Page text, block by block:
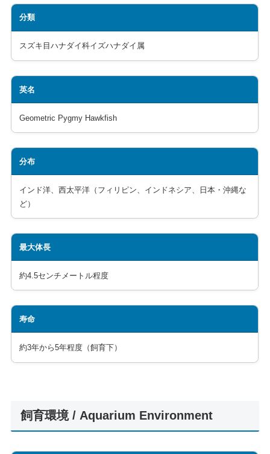
分類
スズキ目ハナダイ科イズハナダイ属
英名
Geometric Pygmy Hawkfish
分布
インド洋、西太平洋（フィリピン、インドネシア、日本・沖縄な
ど）
最大体長
約4.5センチメートル程度
寿命
約3年から5年程度（飼育下）
飼育環境 / Aquarium Environment